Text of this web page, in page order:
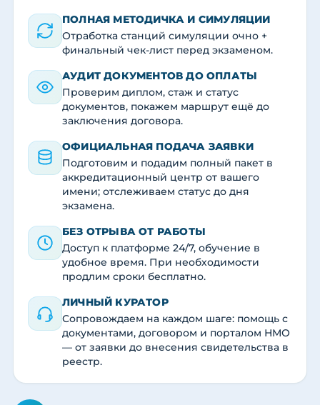
ПОЛНАЯ МЕТОДИЧКА И СИМУЛЯЦИИ
Отработка станций симуляции очно +
финальный чек-лист перед экзаменом.
АУДИТ ДОКУМЕНТОВ ДО ОПЛАТЫ
Проверим диплом, стаж и статус
документов, покажем маршрут ещё до
заключения договора.
ОФИЦИАЛЬНАЯ ПОДАЧА ЗАЯВКИ
Подготовим и подадим полный пакет в
аккредитационный центр от вашего
имени; отслеживаем статус до дня
экзамена.
БЕЗ ОТРЫВА ОТ РАБОТЫ
Доступ к платформе 24/7, обучение в
удобное время. При необходимости
продлим сроки бесплатно.
ЛИЧНЫЙ КУРАТОР
Сопровождаем на каждом шаге: помощь с
документами, договором и порталом НМО
— от заявки до внесения свидетельства в
реестр.